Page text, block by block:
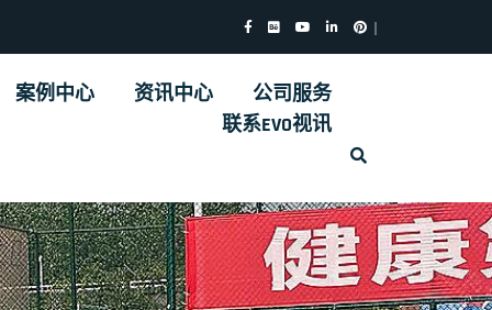
案例中心 资讯中心
公司服务
联系EVO视讯